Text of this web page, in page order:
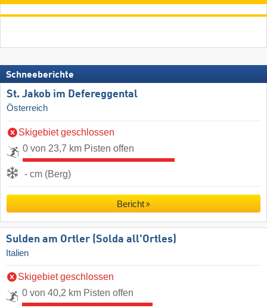
Schneeberichte
St. Jakob im Defereggental
Österreich
Skigebiet geschlossen
0 von 23,7 km Pisten offen
- cm (Berg)
Bericht
Sulden am Ortler (Solda all'Ortles)
Italien
Skigebiet geschlossen
0 von 40,2 km Pisten offen